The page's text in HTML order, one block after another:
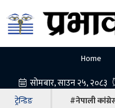
Home
ट्रेन्डिङ #नेपाली